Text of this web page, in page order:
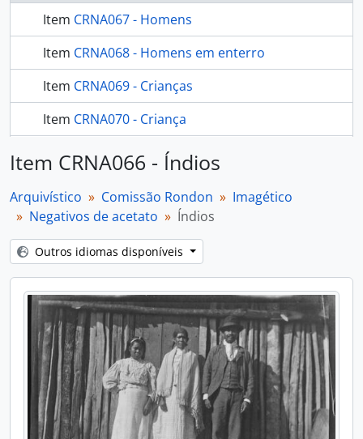
Item CRNA067 - Homens
Item CRNA068 - Homens em enterro
Item CRNA069 - Crianças
Item CRNA070 - Criança
253 mais...
Item CRNA066 - Índios
Arquivístico Comissão Rondon
Imagético
Negativos de acetato
Índios
Outros idiomas disponíveis